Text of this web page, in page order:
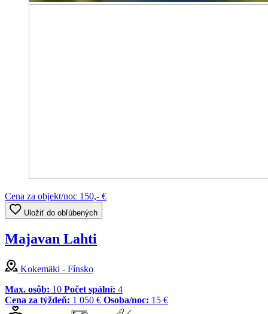
Cena za objekt/noc 150,- €
Uložiť do obľúbených
Majavan Lahti
Kokemäki - Fínsko
Max. osôb: 10 Počet spální: 4
Cena za týždeň: 1 050 € Osoba/noc: 15 €